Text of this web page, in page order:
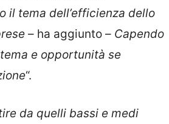
il tema dell’efficienza dello
– ha aggiunto – Capendo
e opportunità se
“.
da quelli bassi e medi